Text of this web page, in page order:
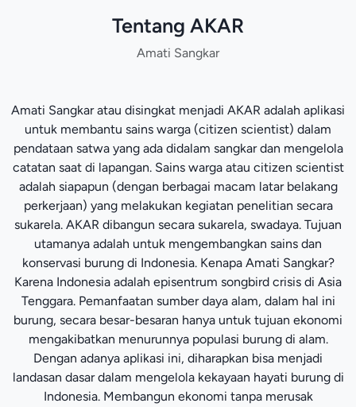
Tentang AKAR
Amati Sangkar
Amati Sangkar atau disingkat menjadi AKAR adalah aplikasi
untuk membantu sains warga (citizen scientist) dalam
pendataan satwa yang ada didalam sangkar dan mengelola
catatan saat di lapangan. Sains warga atau citizen scientist
adalah siapapun (dengan berbagai macam latar belakang
perkerjaan) yang melakukan kegiatan penelitian secara
sukarela. AKAR dibangun secara sukarela, swadaya. Tujuan
utamanya adalah untuk mengembangkan sains dan
konservasi burung di Indonesia. Kenapa Amati Sangkar?
Karena Indonesia adalah episentrum songbird crisis di Asia
Tenggara. Pemanfaatan sumber daya alam, dalam hal ini
burung, secara besar-besaran hanya untuk tujuan ekonomi
mengakibatkan menurunnya populasi burung di alam.
Dengan adanya aplikasi ini, diharapkan bisa menjadi
landasan dasar dalam mengelola kekayaan hayati burung di
Indonesia. Membangun ekonomi tanpa merusak